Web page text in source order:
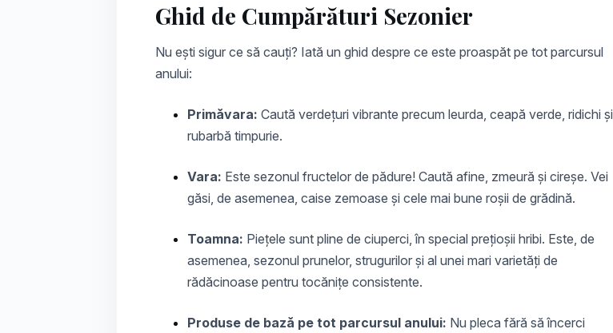
Ghid de Cumpărături Sezonier
Nu ești sigur ce să cauți? Iată un ghid despre ce este proaspăt pe tot parcursul
anului:
Primăvara: Caută verdețuri vibrante precum leurda, ceapă verde, ridichi și
rubarbă timpurie.
Vara: Este sezonul fructelor de pădure! Caută afine, zmeură și cireșe. Vei
găsi, de asemenea, caise zemoase și cele mai bune roșii de grădină.
Toamna: Piețele sunt pline de ciuperci, în special prețioșii hribi. Este, de
asemenea, sezonul prunelor, strugurilor și al unei mari varietăți de
rădăcinoase pentru tocănițe consistente.
Produse de bază pe tot parcursul anului: Nu pleca fără să încerci